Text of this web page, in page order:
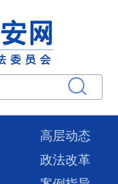
高层动态
政法改革